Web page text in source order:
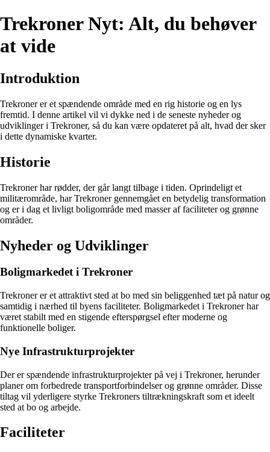
Trekroner Nyt: Alt, du behøver
at vide
Introduktion
Trekroner er et spændende område med en rig historie og en lys
fremtid. I denne artikel vil vi dykke ned i de seneste nyheder og
udviklinger i Trekroner, så du kan være opdateret på alt, hvad der sker
i dette dynamiske kvarter.
Historie
Trekroner har rødder, der går langt tilbage i tiden. Oprindeligt et
militærområde, har Trekroner gennemgået en betydelig transformation
og er i dag et livligt boligområde med masser af faciliteter og grønne
områder.
Nyheder og Udviklinger
Boligmarkedet i Trekroner
Trekroner er et attraktivt sted at bo med sin beliggenhed tæt på natur og
samtidig i nærhed til byens faciliteter. Boligmarkedet i Trekroner har
været stabilt med en stigende efterspørgsel efter moderne og
funktionelle boliger.
Nye Infrastrukturprojekter
Der er spændende infrastrukturprojekter på vej i Trekroner, herunder
planer om forbedrede transportforbindelser og grønne områder. Disse
tiltag vil yderligere styrke Trekroners tiltrækningskraft som et ideelt
sted at bo og arbejde.
Faciliteter